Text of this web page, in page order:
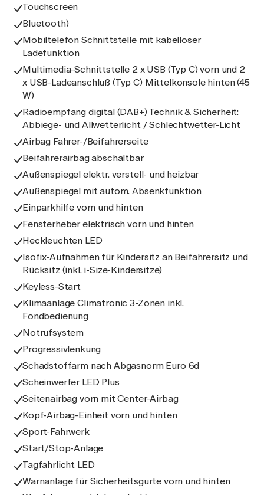
Touchscreen
Bluetooth)
Mobiltelefon Schnittstelle mit kabelloser
Ladefunktion
Multimedia-Schnittstelle 2 x USB (Typ C) vorn und 2
x USB-Ladeanschluß (Typ C) Mittelkonsole hinten (45
W)
Radioempfang digital (DAB+) Technik & Sicherheit:
Abbiege- und Allwetterlicht / Schlechtwetter-Licht
Airbag Fahrer-/Beifahrerseite
Beifahrerairbag abschaltbar
Außenspiegel elektr. verstell- und heizbar
Außenspiegel mit autom. Absenkfunktion
Einparkhilfe vorn und hinten
Fensterheber elektrisch vorn und hinten
Heckleuchten LED
Isofix-Aufnahmen für Kindersitz an Beifahrersitz und
Rücksitz (inkl. i-Size-Kindersitze)
Keyless-Start
Klimaanlage Climatronic 3-Zonen inkl.
Fondbedienung
Notrufsystem
Progressivlenkung
Schadstoffarm nach Abgasnorm Euro 6d
Scheinwerfer LED Plus
Seitenairbag vorn mit Center-Airbag
Kopf-Airbag-Einheit vorn und hinten
Sport-Fahrwerk
Start/Stop-Anlage
Tagfahrlicht LED
Warnanlage für Sicherheitsgurte vorn und hinten